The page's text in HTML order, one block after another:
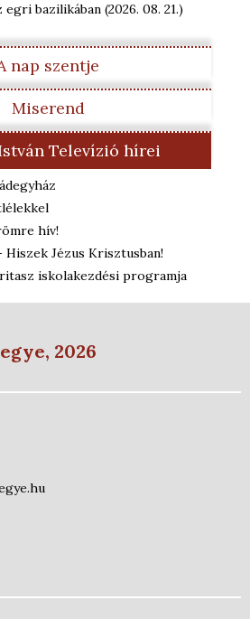
egri bazilikában (2026. 08. 21.)
nap szentje
Miserend
Televízió hírei
hív!
Jézus Krisztusban!
iskolakezdési programja
2026